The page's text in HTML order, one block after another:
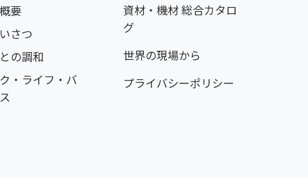
要
さつ
の調和
・ライフ・バ
資材・機材 総合カタロ
グ
世界の現場から
プライバシーポリシー